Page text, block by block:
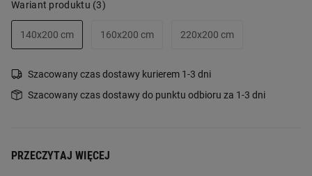
Wariant produktu (3)
140x200 cm 160x200 cm 220x200 cm
Szacowany czas dostawy kurierem 1-3 dni
Szacowany czas dostawy do punktu odbioru za 1-3 dni
PRZECZYTAJ WIĘCEJ